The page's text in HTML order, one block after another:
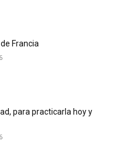
Francia
para practicarla hoy y